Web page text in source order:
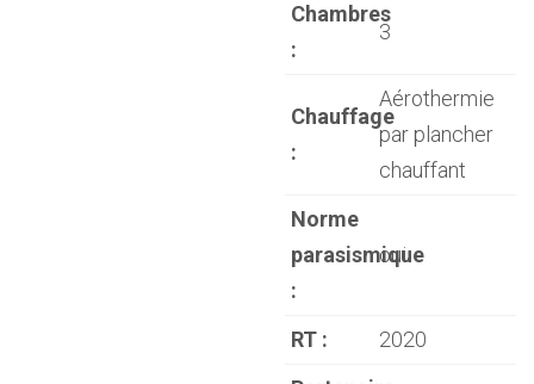
Chambres
:
3
Chauffage
:
Aérothermie
par plancher
chauffant
Norme
parasismique
:
oui
RT :
2020